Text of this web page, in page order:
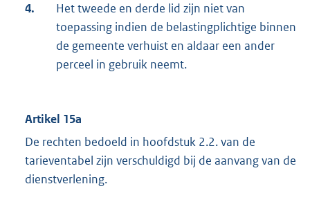
4.
Het tweede en derde lid zijn niet van
toepassing indien de belastingplichtige binnen
de gemeente verhuist en aldaar een ander
perceel in gebruik neemt.
Artikel 15a
De rechten bedoeld in hoofdstuk 2.2. van de
tarieventabel zijn verschuldigd bij de aanvang van de
dienstverlening.